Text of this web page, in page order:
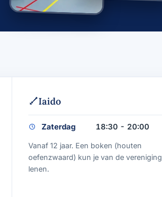
Iaido
Zaterdag 18:30 - 20:00
Vanaf 12 jaar. Een boken (houten
oefenzwaard) kun je van de vereniging
lenen.